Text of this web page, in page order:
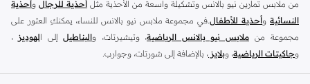
من ملابس تمارين نيو بالانس وتشكيلة واسعة من الأحذية مثل أحذية للرجال وأحذية
النسائية وأحذية للأطفال .في مجموعة ملابس نيو بالانس للنساء، يمكنكِ العثور على
مجموعة من ملابس نيو بالانس الرياضية، وتيشيرتات، والبناطيل إلى الهوديز ،
وجاكيتات الرياضية، وبلايز ، بالإضافة إلى شورتات، وجوارب.
تسوقأزياء الرجال من نيو بالانسللملابس المناسبة للتمرين مثلالملابس الرياضية